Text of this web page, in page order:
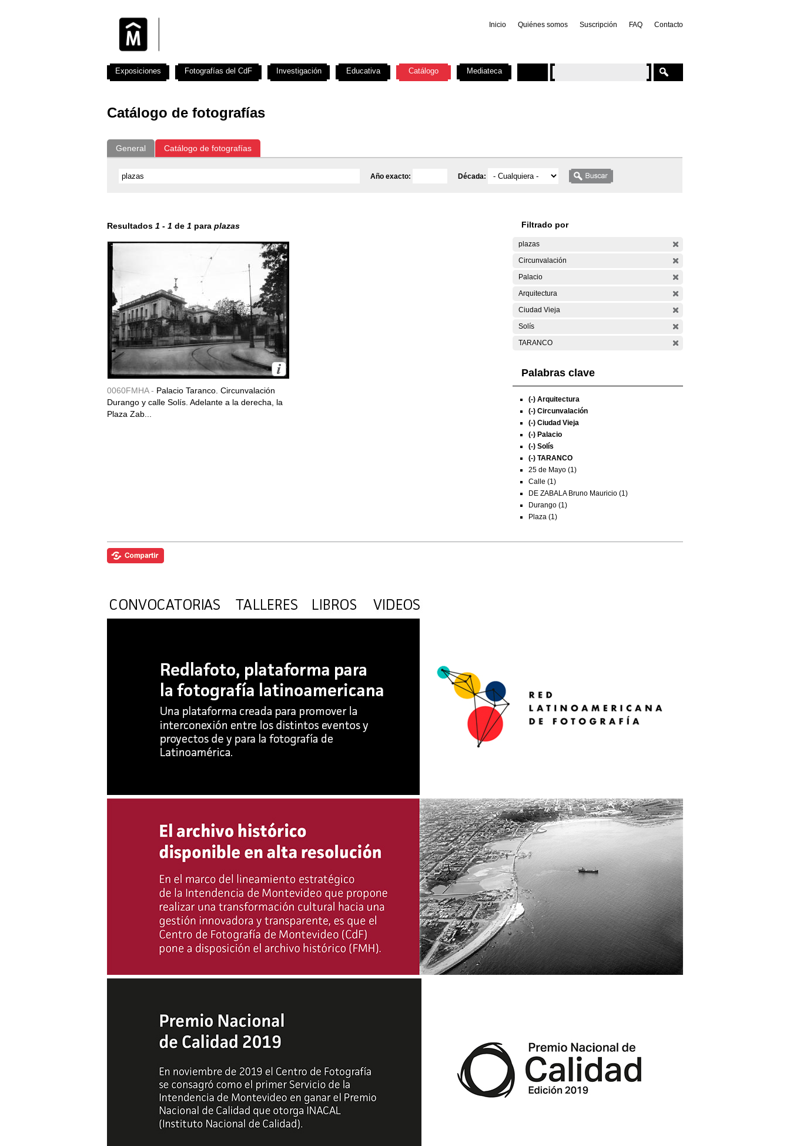
Inicio Quiénes somos Suscripción FAQ Contacto
Catálogo de fotografías
General Catálogo de fotografías
Año exacto: Década:
Resultados 1 - 1 de 1 para plazas
0060FMHA - Palacio Taranco. Circunvalación
Durango y calle Solís. Adelante a la derecha, la
Plaza Zab...
Filtrado por
plazas
Circunvalación
Palacio
Arquitectura
Ciudad Vieja
Solís
TARANCO
Palabras clave
(-) Arquitectura
(-) Circunvalación
(-) Ciudad Vieja
(-) Palacio
(-) Solís
(-) TARANCO
25 de Mayo (1)
Calle (1)
DE ZABALA Bruno Mauricio (1)
Durango (1)
Plaza (1)
Exposiciones Fotografías del CdF Investigación Educativa Catálogo Mediateca